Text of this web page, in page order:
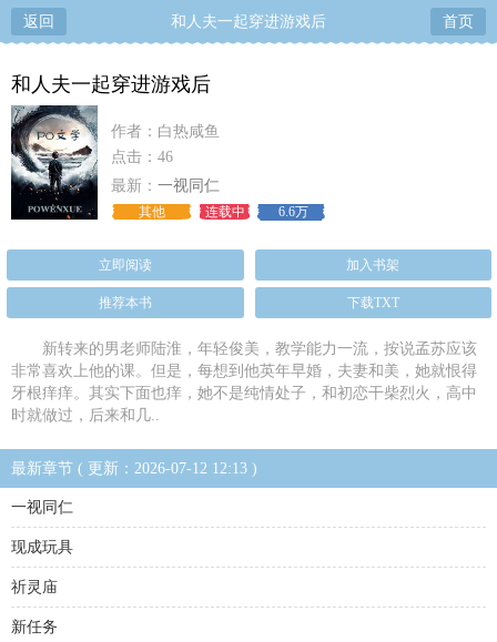
返回 和人夫一起穿进游戏后 首页
和人夫一起穿进游戏后
作者：白热咸鱼
点击：46
最新： 一视同仁
其他 连载中 6.6万
立即阅读 加入书架
推荐本书 下载TXT
新转来的男老师陆淮，年轻俊美，教学能力一流，按说孟苏应该
非常喜欢上他的课。但是，每想到他英年早婚，夫妻和美，她就恨得
牙根痒痒。其实下面也痒，她不是纯情处子，和初恋干柴烈火，高中
时就做过，后来和几..
最新章节 ( 更新：2026-07-12 12:13 )
一视同仁
现成玩具
祈灵庙
新任务